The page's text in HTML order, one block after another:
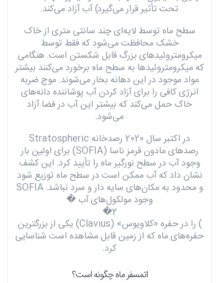
تحت تأثیر قرار می‌گیرد) آب آزاد می‌کند.
سطح ماه توسط لایه‌ای چند سانتی متری از خاک
خشک محافظت می‌شود که فقط توسط
میکرومتروئیدهای بزرگ قابل شکستن است. هنگامی
که میکرومتروئیدها به سطح ماه برخورد می‌کنند بیشتر
مواد موجود در این دهانه بخار می‌شوند. موج ضربه
انرژی کافی را برای آزاد کردن آب پوشاننده دانه‌های
خاک حمل می‌کند که بیشتر این آب در فضا آزاد
می‌شود.
در اکتبر سال 2020 رصدخانه Stratospheric
رصد‌های مادون قرمز ناسا (SOFIA) برای اولین بار
وجود آب در سطح نورگیر ماه را تأیید کرد. این کشف
نشان داد که آب ممکن است در سطح ماه توزیع شود
و محدود به مکان‌های سایه دار و سرد نباشد. SOFIA
وجود مولکول‌های آب�
2
�
) را در حفره «کلاویوس» (Clavius) یکی از بزرگترین
حفره‌های ماه که از زمین قابل مشاهده است شناسایی
کرد.
اتمسفر ماه چگونه است؟